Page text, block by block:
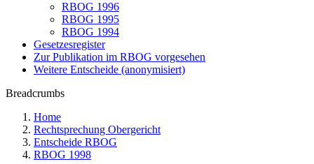
RBOG 1996
RBOG 1995
RBOG 1994
Gesetzesregister
Zur Publikation im RBOG vorgesehen
Weitere Entscheide (anonymisiert)
Breadcrumbs
Home
Rechtsprechung Obergericht
Entscheide RBOG
RBOG 1998